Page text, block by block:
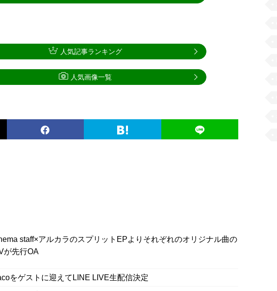
staff×アルカラのスプリットEPよりそれぞれのオリジナル曲の
が先行OA
をゲストに迎えてLINE LIVE生配信決定
人気記事ランキング
人気画像一覧